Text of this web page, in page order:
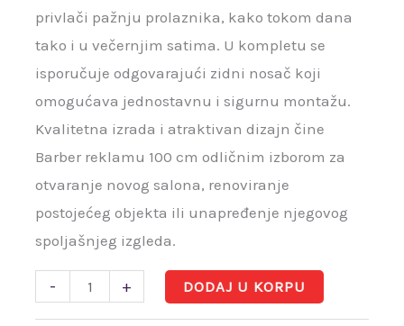
privlači pažnju prolaznika, kako tokom dana
tako i u večernjim satima. U kompletu se
isporučuje odgovarajući zidni nosač koji
omogućava jednostavnu i sigurnu montažu.
Kvalitetna izrada i atraktivan dizajn čine
Barber reklamu 100 cm odličnim izborom za
otvaranje novog salona, renoviranje
postojećeg objekta ili unapređenje njegovog
spoljašnjeg izgleda.
- + DODAJ U KORPU